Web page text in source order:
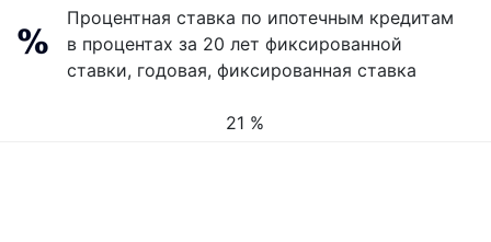
Процентная ставка по ипотечным кредитам
в процентах за 20 лет фиксированной
ставки, годовая, фиксированная ставка
21 %